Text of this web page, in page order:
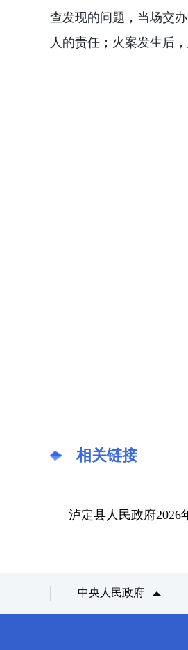
查发现的问题，当场交
人的责任；火案发生后
相关链接
泸定县人民政府2026
中央人民政府